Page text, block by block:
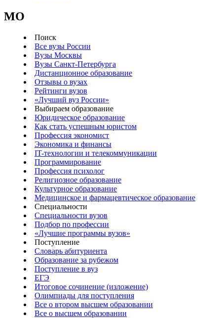
MO
Поиск
Все вузы России
Вузы Москвы
Вузы Санкт-Петербурга
Дистанционное образование
Отзывы о вузах
Рейтинги вузов
«Лучший вуз России»
Выбираем образование
Юридическое образование
Как стать успешным юристом
Профессия экономист
Экономика и финансы
IT-технологии и телекоммуникации
Программирование
Профессия психолог
Религиозное образование
Культурное образование
Медицинское и фармацевтическое образование
Специальности
Специальности вузов
Подбор по профессии
«Лучшие программы вузов»
Поступление
Словарь абитуриента
Образование за рубежом
Поступление в вуз
ЕГЭ
Итоговое сочинение (изложение)
Олимпиады для поступления
Все о втором высшем образовании
Все о высшем образовании